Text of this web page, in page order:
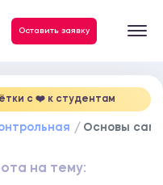
Оставить заявку
c ❤️ к студентам
Основы
на тему: